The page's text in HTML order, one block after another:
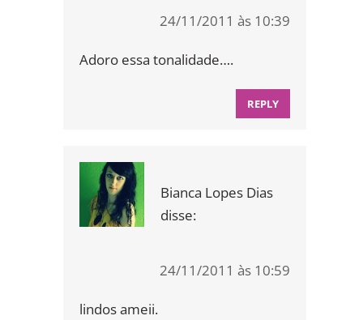
24/11/2011 às 10:39
Adoro essa tonalidade….
REPLY
Bianca Lopes Dias
disse:
24/11/2011 às 10:59
lindos ameii.